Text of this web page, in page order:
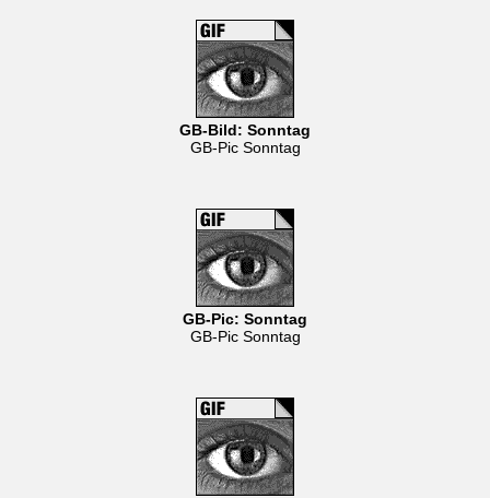
GB-Bild: Sonntag
GB-Pic Sonntag
GB-Pic: Sonntag
GB-Pic Sonntag